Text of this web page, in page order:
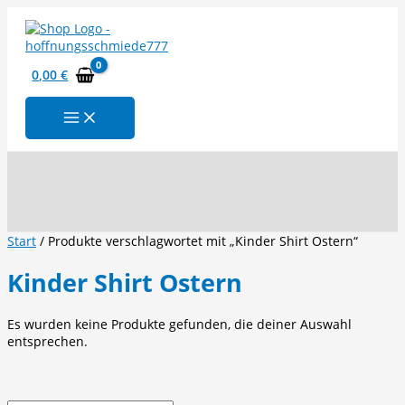
Inhalt
springen
0,00€
Start / Produkte verschlagwortet mit „Kinder Shirt Ostern“
Kinder Shirt Ostern
Es wurden keine Produkte gefunden, die deiner Auswahl
entsprechen.